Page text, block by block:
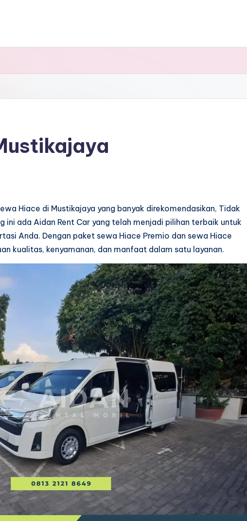
Hiace di Mustikajaya yang banyak direkomendasikan, Tidak
ini ada Aidan Rent Car yang telah menjadi pilihan terbaik untuk
Anda. Dengan paket sewa Hiace Premio dan sewa Hiace
kualitas, kenyamanan, dan manfaat dalam satu layanan.